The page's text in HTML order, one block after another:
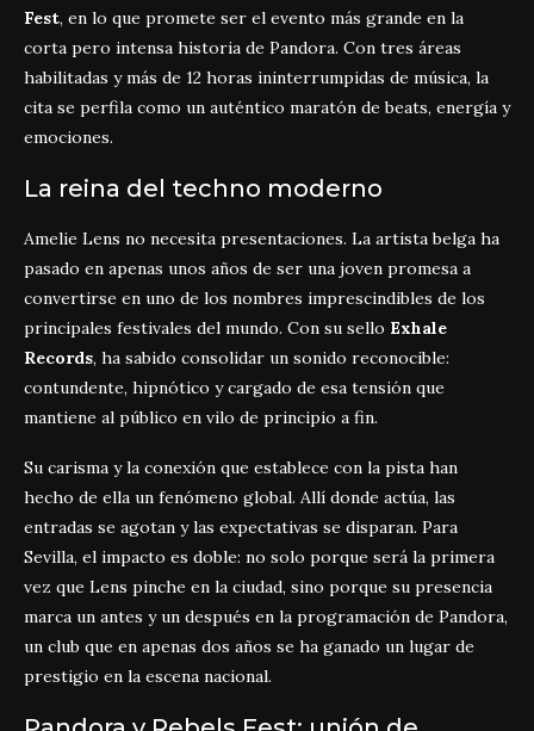
Fest, en lo que promete ser el evento más grande en la
corta pero intensa historia de Pandora. Con tres áreas
habilitadas y más de 12 horas ininterrumpidas de música, la
cita se perfila como un auténtico maratón de beats, energía y
emociones.
La reina del techno moderno
Amelie Lens no necesita presentaciones. La artista belga ha
pasado en apenas unos años de ser una joven promesa a
convertirse en uno de los nombres imprescindibles de los
principales festivales del mundo. Con su sello Exhale
Records, ha sabido consolidar un sonido reconocible:
contundente, hipnótico y cargado de esa tensión que
mantiene al público en vilo de principio a fin.
Su carisma y la conexión que establece con la pista han
hecho de ella un fenómeno global. Allí donde actúa, las
entradas se agotan y las expectativas se disparan. Para
Sevilla, el impacto es doble: no solo porque será la primera
vez que Lens pinche en la ciudad, sino porque su presencia
marca un antes y un después en la programación de Pandora,
un club que en apenas dos años se ha ganado un lugar de
prestigio en la escena nacional.